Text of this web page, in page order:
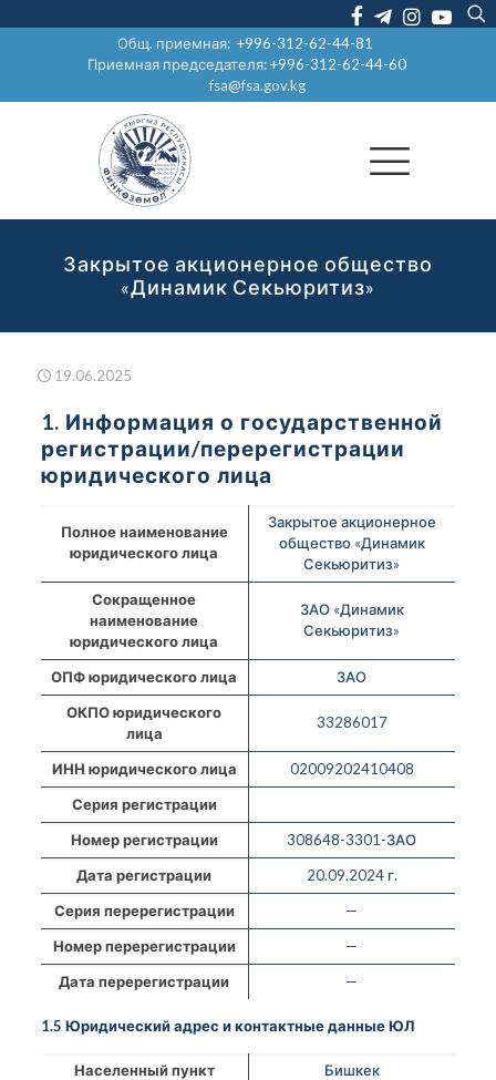
Общ. приемная:+996-312-62-44-81
Приемная председателя:+996-312-62-44-60
fsa@fsa.gov.kg
Закрытое акционерное общество
«Динамик Секьюритиз»
19.06.2025
1. Информация о государственной
регистрации/перерегистрации
юридического лица
Полное наименование
юридического лица
Закрытое акционерное
общество «Динамик
Секьюритиз»
Сокращенное
наименование
юридического лица
ЗАО «Динамик
Секьюритиз»
ОПФ юридического лица
ЗАО
ОКПО юридического
лица
33286017
ИНН юридического лица
02009202410408
Серия регистрации
Номер регистрации
308648-3301-ЗАО
Дата регистрации
20.09.2024 г.
Серия перерегистрации
—
Номер перерегистрации
—
Дата перерегистрации
—
1.5 Юридический адрес и контактные данные ЮЛ
Населенный пункт
Бишкек